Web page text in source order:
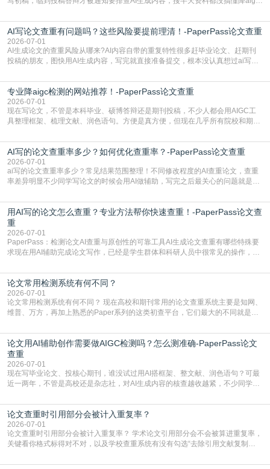
怕是已经入行的科研人员，不少人也搞不清降aigc检测是啥，对相关要求摸不
准。其实，降aigc检测是伴随AIGC工具在学术领域普及诞生的新需求，核心是为
了满足现在高校、期刊对AI生
AI写论文查重有问题吗？这些风险要提前理清！-PaperPass论文查重
2026-07-01
AI生成论文的查重风险从哪来?AI内容自带的重复特性很多赶毕业论文、赶期刊
投稿的朋友，图快用AI生成内容，写完就直接准备提交，根本没认真想过ai写论
自带不可忽视的查重风险。AI训练依赖海量公开的文本数据，生成内容本质是基
于训练数据的概率拼接，不是从零开始的原创创作。生成过程中，很容易复用已
有的高频公共表述，甚至直接拼接已经公开
专业降aigc检测的网站推荐！-PaperPass论文查重
2026-07-01
现在写论文，不管是本科毕业、硕博答辩还是期刊投稿，不少人都会用AIGC工
具整理框架、梳理文献、润色语句。方便是真方便，但现在几乎所有院校和期刊
五遍还是过不了预检测的大有人在，这时候，找到靠谱的降AIGC检测率的网
站，就能少走好多弯路。PaperPass：守护学术原创性的智能伙伴AIGC生成内
容的学术合规痛点去年帮一个本科师弟改
AI写的论文查重率多少？如何优化查重率？-PaperPass论文查重
2026-07-01
ai写的论文查重率多少？常见结果范围整理！不同修改程度的AI查重论文，查重
率差异明显不少同学写论文的时候会用AI做辅助，写完之后最关心的问题就是ai
实际情况和大家想的不太一样。AI训练依赖海量公开学术文献、网络内容，生成
内容本质是按照语义概率拼接已有内容，很容易和已发布的作品撞重复，甚至会
直接引用整段已有内容，所以查重率偏高是
用AI写的论文怎么查重？专业方法帮你快速查重！-PaperPass论文查
重
2026-07-01
PaperPass：检测论文AI查重与原创性的可靠工具AI生成论文查重有哪些特殊要
求现在用AI辅助完成论文写作，已经是学生群体和科研人员中很常见的操作，不
但很多人忽略了，AI生成的内容天生带有重复风险——训练AI的数据集本身就包
含大量已公开的学术内容、网络原创内容，AI输出内容时很容易无意识拼接出重
复片
论文常用检测系统有何不同？
2026-07-01
论文常用检测系统有何不同？ 现在高校和期刊常用的论文查重系统主要是知网、
维普、万方，再加上熟悉的Paper系列的这类初查平台，它们最大的不同就是数
查数值误导。知网（CNKI）是学校定稿检测的绝对主流。本科用PMLC，含大学
生联合比对库，能比历届学长论文，硕博用VIP/TMLC，含学术论文联合比对
库，期刊投稿用AMLMC/SML
论文用AI辅助创作需要做AIGC检测吗？怎么测准确-PaperPass论文
查重
2026-07-01
现在写毕业论文、投核心期刊，谁没试过用AI搭框架、整文献、润色语句？可最
近一两年，不管是高校还是杂志社，对AI生成内容的核查越收越紧，不少同学投
真的太亏。提前做AIGC检测，已经成了很多过来人交稿前必做的一步。为什么
AIGC检测成了论文答辩投稿前的必备项？可能还有不少人觉得，我就用AI搭了个
框架，内容都是自己写的，至于做AIG
论文查重时引用部分会被计入重复率？
2026-07-01
论文查重时引用部分会被计入重复率？ 学术论文引用部分会不会被算进重复率，
关键看你格式标得对不对，以及学校查重系统有没有勾选“去除引用文献复制
独占一行，每条文献用[1][2]方括号编号、与正文一一对应，著录项符合GB/T